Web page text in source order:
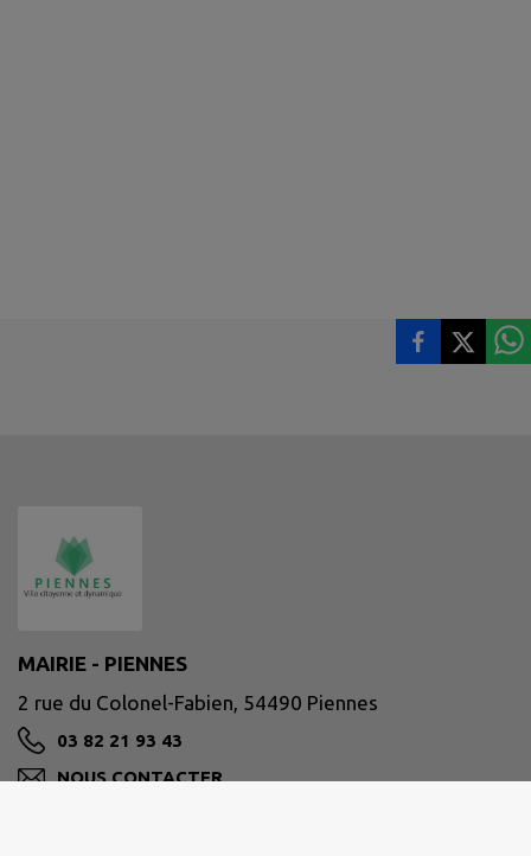
MAIRIE - PIENNES
2 rue du Colonel-Fabien, 54490 Piennes
03 82 21 93 43
NOUS CONTACTER